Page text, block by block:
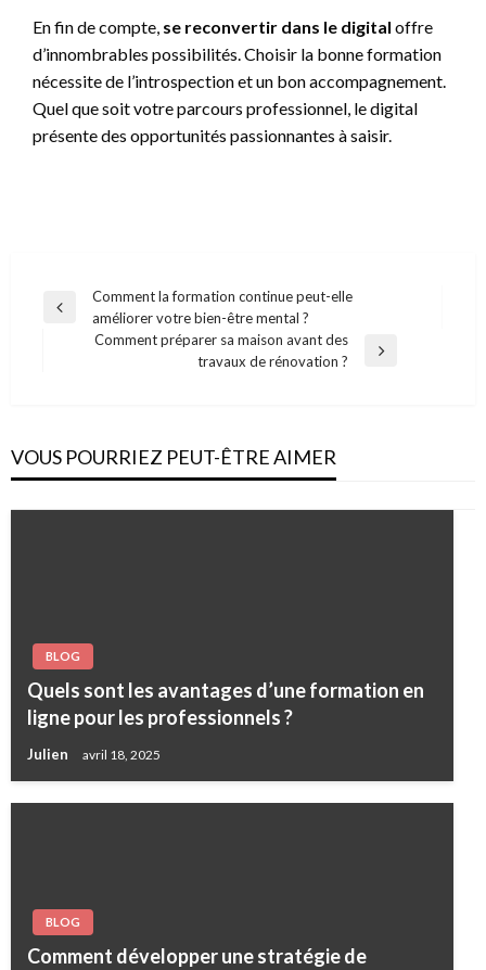
En fin de compte, se reconvertir dans le digital offre
d’innombrables possibilités. Choisir la bonne formation
nécessite de l’introspection et un bon accompagnement.
Quel que soit votre parcours professionnel, le digital
présente des opportunités passionnantes à saisir.
Navigation
Previous
Comment la formation continue peut-elle
améliorer votre bien-être mental ?
Comment préparer sa maison avant des
travaux de rénovation ?
VOUS POURRIEZ PEUT-ÊTRE AIMER
BLOG
Quels sont les avantages d’une formation en
ligne pour les professionnels ?
Julien avril 18, 2025
BLOG
Comment développer une stratégie de